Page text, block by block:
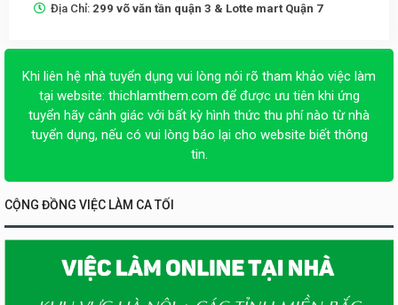
Địa Chỉ: 299 võ văn tần quận 3 & Lotte mart Quận 7
Khi liên hệ nhà tuyển dụng vui lòng nói rõ tham khảo việc làm
tại website: thichlamthem.com để được ưu tiên khi ứng
tuyển hãy cảnh giác với bất kỳ hình thức thu phí nào từ nhà
tuyển dụng, nếu có vui lòng báo lại cho website biết thông
tin.
CỘNG ĐỒNG VIỆC LÀM CA TỐI